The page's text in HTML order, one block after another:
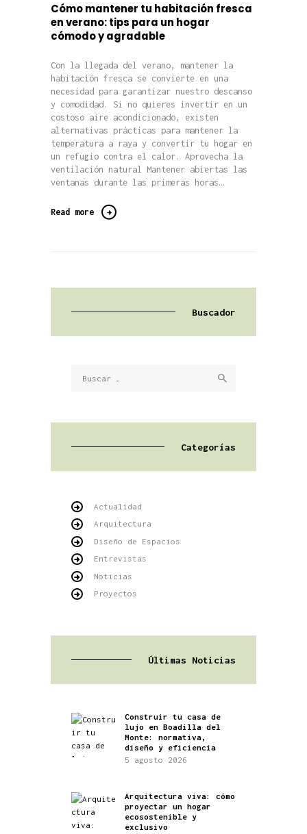
Cómo mantener tu habitación fresca
en verano: tips para un hogar
cómodo y agradable
Con la llegada del verano, mantener la
habitación fresca se convierte en una
necesidad para garantizar nuestro descanso
y comodidad. Si no quieres invertir en un
costoso aire acondicionado, existen
alternativas prácticas para mantener la
temperatura a raya y convertir tu hogar en
un refugio contra el calor. Aprovecha la
ventilación natural Mantener abiertas las
ventanas durante las primeras horas…
Read more
Buscador
Categorías
Actualidad
Arquitectura
Diseño de Espacios
Entrevistas
Noticias
Proyectos
Últimas Noticias
Construir tu casa de
lujo en Boadilla del
Monte: normativa,
diseño y eficiencia
5 agosto 2026
Arquitectura viva: cómo
proyectar un hogar
ecosostenible y
exclusivo